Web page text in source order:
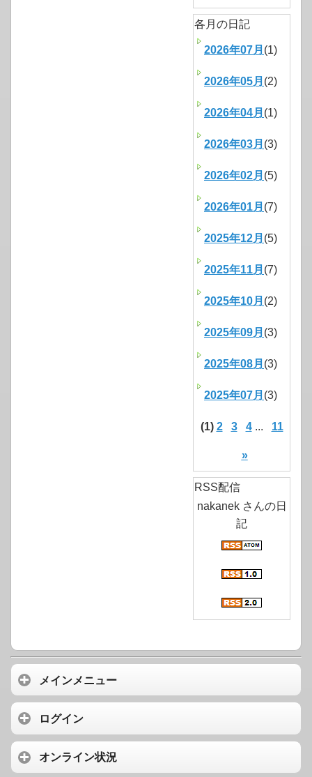
各月の日記
2026年07月 (1)
2026年05月 (2)
2026年04月 (1)
2026年03月 (3)
2026年02月 (5)
2026年01月 (7)
2025年12月 (5)
2025年11月 (7)
2025年10月 (2)
2025年09月 (3)
2025年08月 (3)
2025年07月 (3)
(1) 2 3 4... 11
»
RSS配信
nakanek さんの日
記
メインメニュー
ログイン
オンライン状況